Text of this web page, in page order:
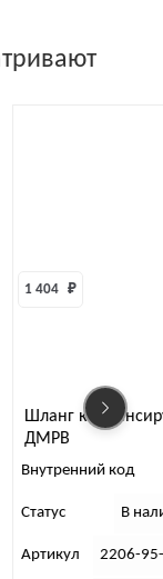
Шланг
ДМРВ
1 404 ₽
Внутренний код
Статус В
Артикул 2206-95-